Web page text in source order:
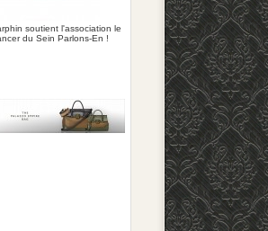
soutient l'association le
du Sein Parlons-En !